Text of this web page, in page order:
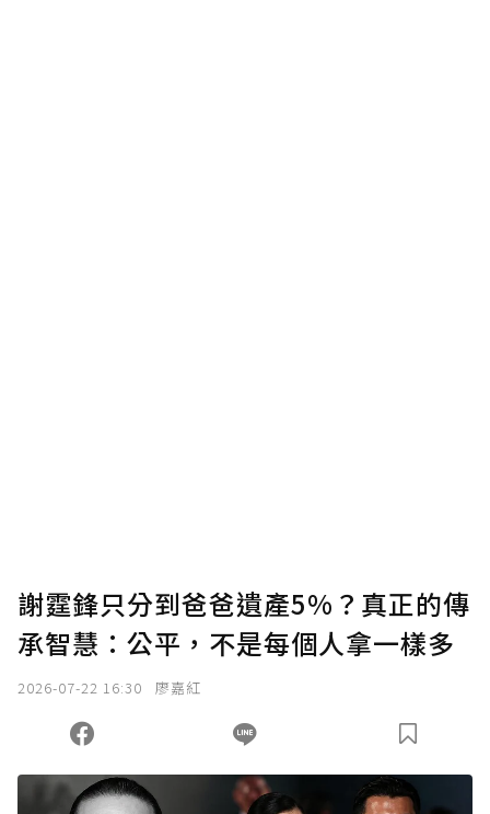
謝霆鋒只分到爸爸遺產5%？真正的傳
承智慧：公平，不是每個人拿一樣多
2026-07-22 16:30 廖嘉紅